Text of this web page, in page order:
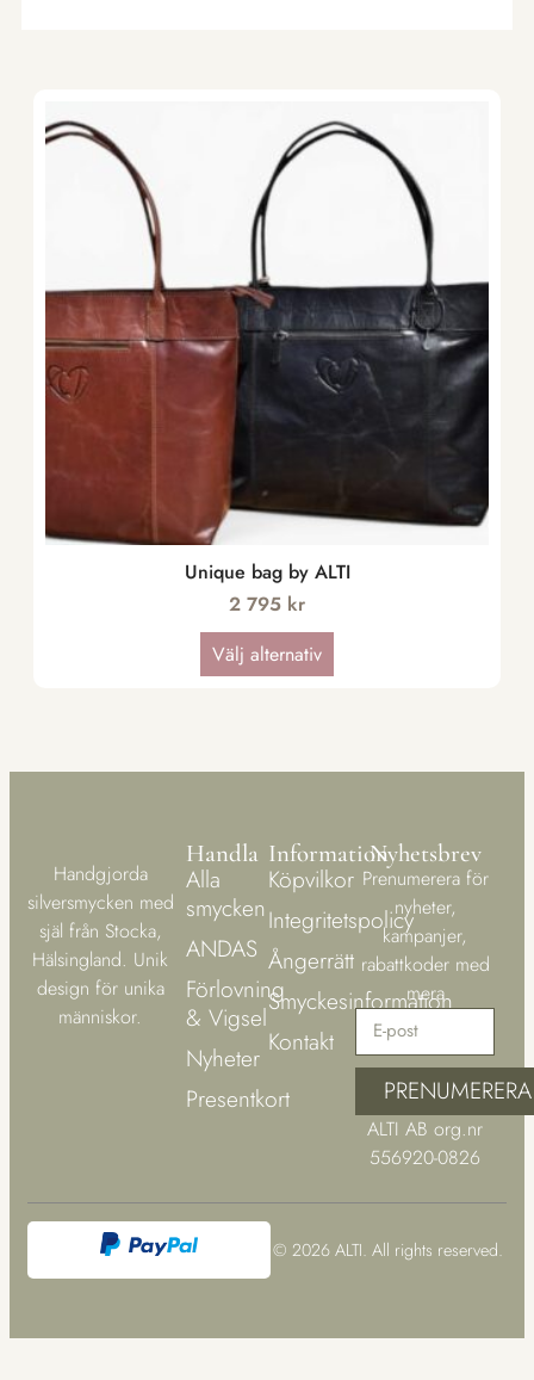
Unique bag by ALTI
2 795 kr
Välj alternativ
Handgjorda
silversmycken med
själ från Stocka,
Hälsingland. Unik
design för unika
människor.
Handla
Alla
smycken
ANDAS
Förlovning
& Vigsel
Nyheter
Presentkort
Information
Köpvilkor
Integritetspolicy
Ångerrätt
Smyckesinformation
Kontakt
Nyhetsbrev
Prenumerera för
nyheter,
kampanjer,
rabattkoder med
mera
PRENUMERERA
ALTI AB org.nr
556920-0826
© 2026 ALTI. All rights reserved.